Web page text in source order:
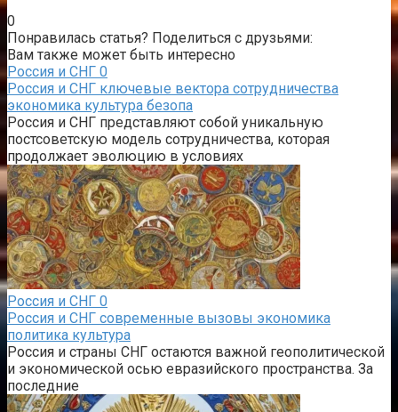
0
Понравилась статья? Поделиться с друзьями:
Вам также может быть интересно
Россия и СНГ 0
Россия и СНГ ключевые вектора сотрудничества
экономика культура безопа
Россия и СНГ представляют собой уникальную
постсоветскую модель сотрудничества, которая
продолжает эволюцию в условиях
Россия и СНГ 0
Россия и СНГ современные вызовы экономика
политика культура
Россия и страны СНГ остаются важной геополитической
и экономической осью евразийского пространства. За
последние